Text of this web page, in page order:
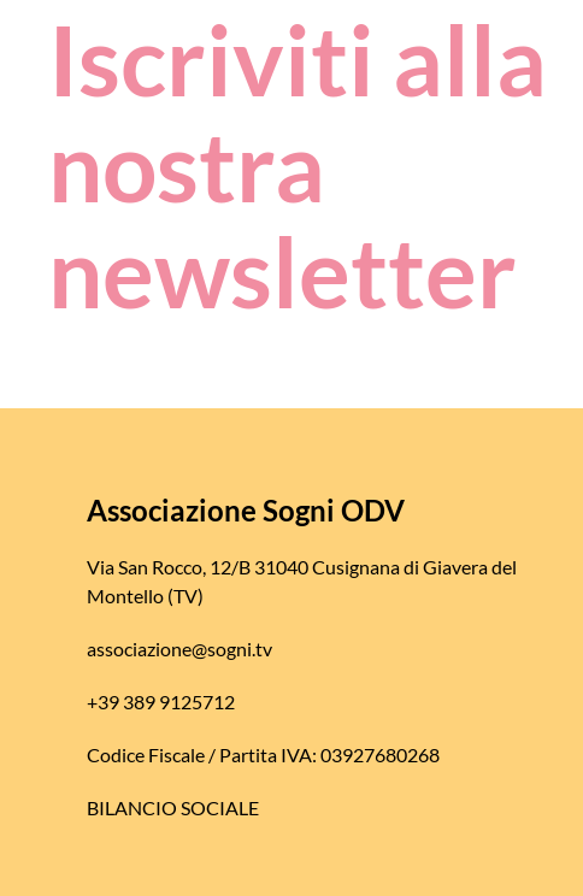
Iscriviti alla
nostra
newsletter
Associazione Sogni ODV
Via San Rocco, 12/B 31040 Cusignana di Giavera del
Montello (TV)
associazione@sogni.tv
+39 389 9125712
Codice Fiscale / Partita IVA: 03927680268
BILANCIO SOCIALE